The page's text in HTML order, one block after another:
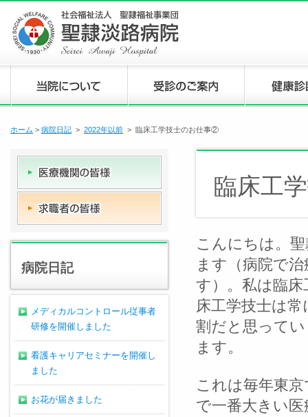
ホーム > 病院日記 > 2022年以前 > 臨床工学技士のお仕事②
臨床工
こんにちは。
ます（病院で
す）。私は臨
床工学技士は
割だと思って
ます。
これは毎年東
で一番大きい
病院日記
メディカルコントロール従事者
研修を開催しました
看護キャリアセミナーを開催し
ました
お花が届きました